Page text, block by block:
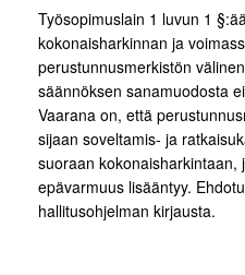
Työsopimuslain 1 luvun 1
kokonaisharkinnan ja
perustunnusmerkistön
säännöksen sanamuodosta
Vaarana on, että
sijaan soveltamis- ja
suoraan kokonaisharkintaan,
epävarmuus lisääntyy.
hallitusohjelman kirjausta.